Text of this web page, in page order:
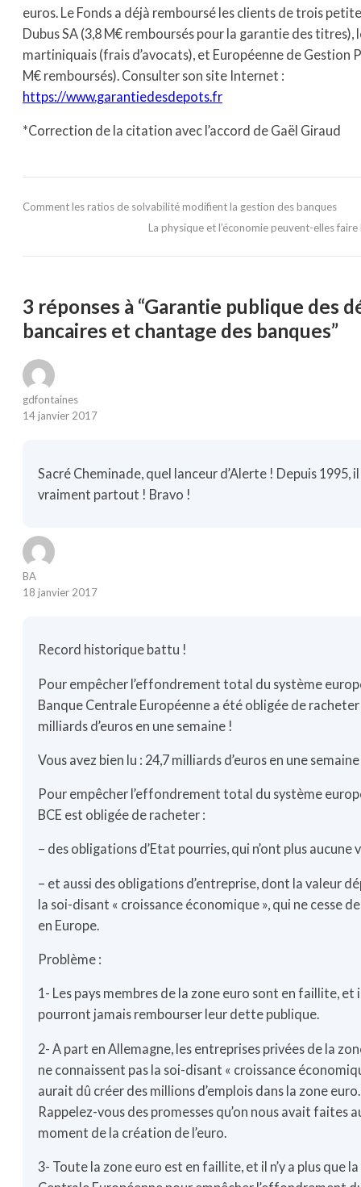
euros. Le Fonds a déjà remboursé les clients de trois
Dubus SA (3,8 M€ remboursés pour la garantie des titres),
martiniquais (frais d’avocats), et Européenne de Gestion
M€ remboursés). Consulter son site Internet :
https://www.garantiedesdepots.fr
*Correction de la citation avec l’accord de Gaël Giraud
Comment les ratios de solvabilité modifient la gestion des banques
La physique et l’économie peuvent-elles faire
3 réponses à “Garantie publique des
bancaires et chantage des banques”
gdfontaines
14 janvier 2017
Sacré Cheminade, quel lanceur d’Alerte ! Depuis 1995,
vraiment partout ! Bravo !
BA
18 janvier 2017
Record historique battu !
Pour empêcher l’effondrement total du système
Banque Centrale Européenne a été obligée de racheter
milliards d’euros en une semaine !
Vous avez bien lu : 24,7 milliards d’euros en une
Pour empêcher l’effondrement total du système
BCE est obligée de racheter :
– des obligations d’Etat pourries, qui n’ont plus aucune
– et aussi des obligations d’entreprise, dont la valeur
la soi-disant « croissance économique », qui ne cesse
en Europe.
Problème :
1- Les pays membres de la zone euro sont en faillite, et
pourront jamais rembourser leur dette publique.
2- A part en Allemagne, les entreprises privées de la
ne connaissent pas la soi-disant « croissance
aurait dû créer des millions d’emplois dans la zone euro.
Rappelez-vous des promesses qu’on nous avait faites
moment de la création de l’euro.
3- Toute la zone euro est en faillite, et il n’y a plus que